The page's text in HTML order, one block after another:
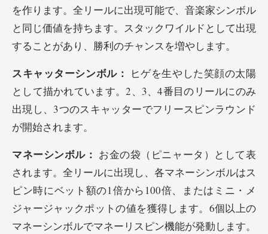
を作ります。全リールに出現可能で、音楽家シンボル
と同じ価値を持ちます。スタックワイルドとして出現
することがあり、勝利のチャンスを増やします。
スキャッターシンボル：
ヒゲを生やした笑顔の太陽
として描かれています。2、3、4番目のリールにのみ
出現し、3つのスキャッターでフリースピンラウンド
が開始されます。
マネーシンボル： お金の袋（ピニャータ）として表
されます。全リールに出現し、各マネーシンボルはス
ピン時にベット額の1倍から100倍、またはミニ・メ
ジャージャックポットの値を獲得します。6個以上の
マネーシンボルでマネーリスピン機能が発動します。